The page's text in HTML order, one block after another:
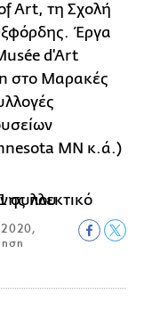
Art, τη Σχολή
Έργα
d'Art
στο Μαρακές
MN κ.ά.)